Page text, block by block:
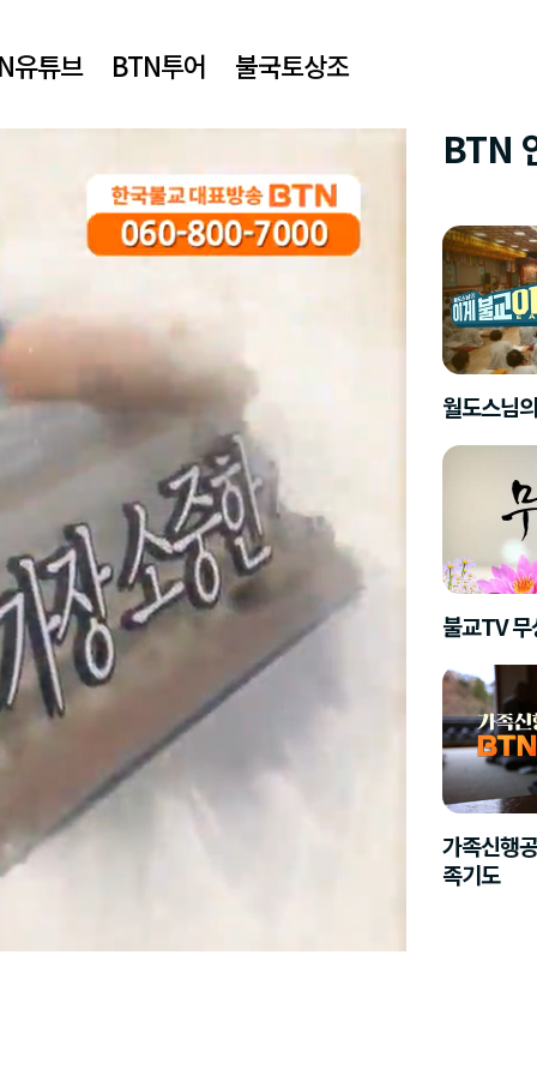
유튜브 BTN투어 불국토상조
BTN
월도스님
불교TV
가족신행
족기도